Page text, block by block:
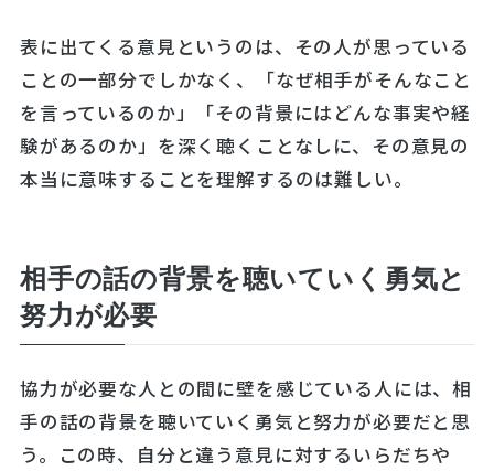
表に出てくる意見というのは、その人が思っている
ことの一部分でしかなく、「なぜ相手がそんなこと
を言っているのか」「その背景にはどんな事実や経
験があるのか」を深く聴くことなしに、その意見の
本当に意味することを理解するのは難しい。
相手の話の背景を聴いていく勇気と
努力が必要
協力が必要な人との間に壁を感じている人には、相
手の話の背景を聴いていく勇気と努力が必要だと思
う。この時、自分と違う意見に対するいらだちや